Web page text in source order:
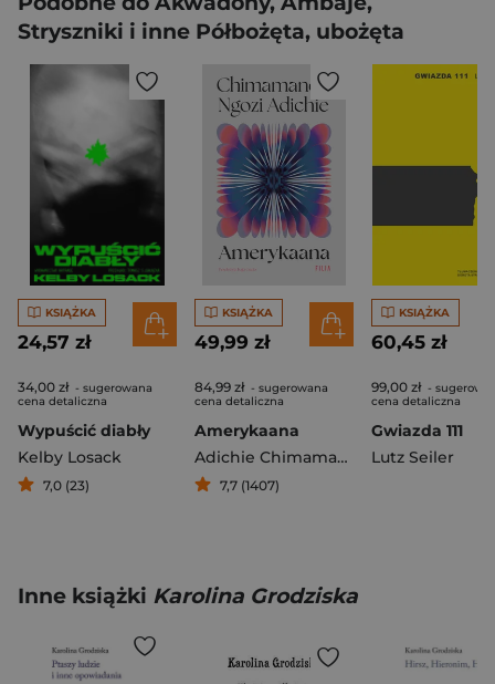
Stryszniki i inne Półbożęta, ubożęta
KSIĄŻKA
24,57 zł
34,00 zł - sugerowana
cena detaliczna
Wypuścić diabły
Kelby Losack
7,0 (23)
KSIĄŻKA
49,99 zł
84,99 zł - sugerowana
cena detaliczna
Amerykaana
Adichie Chimamanda Ngozi
7,7 (1407)
KSIĄŻKA
60,45 zł
99,00 zł -
cena detaliczna
Gwiazda 111
Lutz Seiler
Inne książki Karolina Grodziska